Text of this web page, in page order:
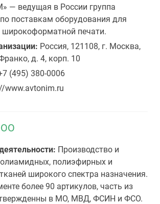
— ведущая в России группа
поставкам оборудования для
широкоформатной печати.
Россия, 121108, г. Москва,
д. 4, корп. 10
(495) 380-0006
www.avtonim.ru
Производство и
полиэфирных и
широкого спектра назначения.
более 90 артикулов, часть из
в МО, МВД, ФСИН и ФСО.